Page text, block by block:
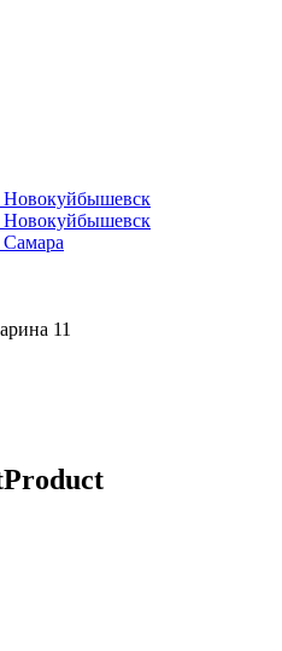
Новокуйбышевск
Новокуйбышевск
Самара
11